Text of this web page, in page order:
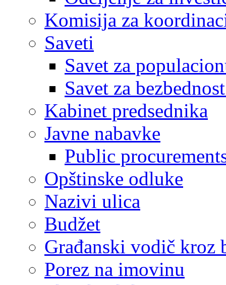
Komisija za
Saveti
Savet za
Savet za
Kabinet predsednika
Javne nabavke
Public
Opštinske odluke
Nazivi ulica
Budžet
Građanski vodič kroz
Porez na imovinu